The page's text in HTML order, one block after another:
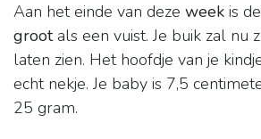
Aan het einde van deze week is de
grootals een vuist. Je buik zal nu
laten zien. Het hoofdje van je
echt nekje. Je baby is 7,5
25 gram.